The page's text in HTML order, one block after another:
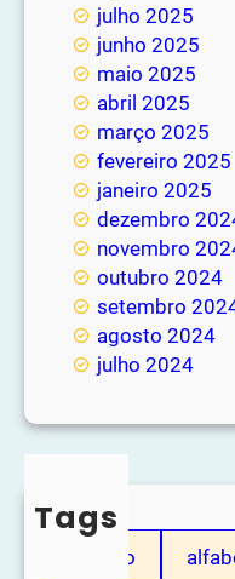
julho 2025
junho 2025
maio 2025
abril 2025
março 2025
fevereiro 2025
janeiro 2025
dezembro
novembro
outubro 2024
setembro
agosto 2024
julho 2024
Tags
adição